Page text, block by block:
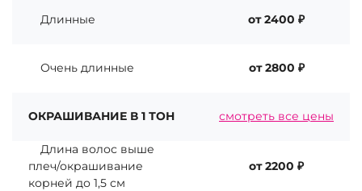
Длинные от 2400 ₽
Очень длинные от 2800 ₽
ОКРАШИВАНИЕ В 1 ТОН смотреть все цены
Длина волос выше
плеч/окрашивание
корней до 1,5 см
от 2200 ₽